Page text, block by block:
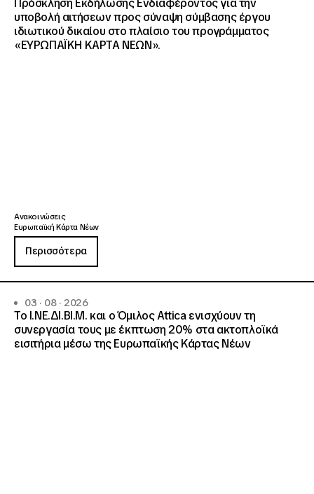
Πρόσκληση Εκδήλωσης Ενδιαφέροντος για την
υποβολή αιτήσεων προς σύναψη σύμβασης έργου
ιδιωτικού δικαίου στο πλαίσιο του προγράμματος
«ΕΥΡΩΠΑΪΚΗ ΚΑΡΤΑ ΝΕΩΝ».
Ανακοινώσεις
Ευρωπαϊκή Κάρτα Νέων
Περισσότερα
03 · 08 · 2026
Το Ι.ΝΕ.ΔΙ.ΒΙ.Μ. και o Όμιλος Attica ενισχύουν τη
συνεργασία τους με έκπτωση 20% στα ακτοπλοϊκά
εισιτήρια μέσω της Ευρωπαϊκής Κάρτας Νέων